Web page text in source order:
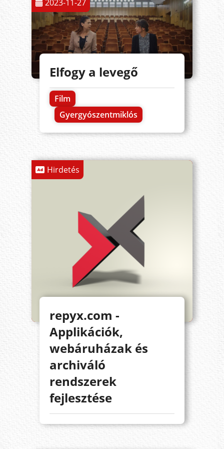
2023-11-27
Elfogy a levegő
Film
Gyergyószentmiklós
Hirdetés
repyx.com -
Applikációk,
webáruházak és
archiváló
rendszerek
fejlesztése